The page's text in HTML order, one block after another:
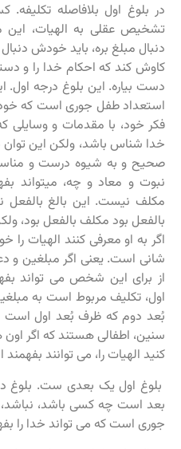
در بلوغ اول بلافاصله
تشخیص عقلی به الهیات، این
دنبال مبلغ بره، باید خودش
کاوش کند که احکام خدا را و
دست بیاره. این بلوغ درجه اول.
استعداد طفل جوری است که
فکر خود، با مقدمات و وسایلی
خدا شناس باشد، ولکن این
صحیح و به شیوه درست و
نبوت و معاد و چه، میتواند
مکلف نیست. این بالغ بالفعل
بالفعل بود مکلف بالفعل
اگر به او معرفی کنند الهیات
شانی است. یعنی اگر مبلغین و
از برای این شخص می تواند
اول، تکلیف مربوط است به
بُعد دوم که ظرف بُعد اول است
سنین، اطفالی هستند که اگر
کنید الهیات را، می توانند
بلوغ اول یک بعدی ست. بلوغ
بعد است چه کسی باشد،
جوری است که می تواند خدا را